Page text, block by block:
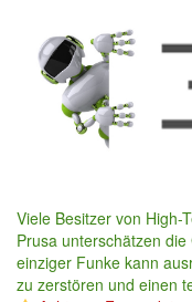
content
Viele Besitzer von High-
Prusa unterschätzen
einziger Funke kann
zu zerstören und einen